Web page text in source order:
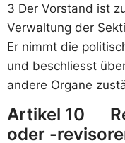
3 Der Vorstand ist
Verwaltung der
Er nimmt die
und beschliesst
andere Organe
Artikel 10
oder -